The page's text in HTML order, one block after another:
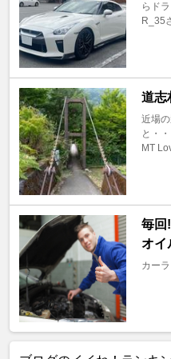
らド
R_35
道志
近場
と・
MT
毎
オイ
カー